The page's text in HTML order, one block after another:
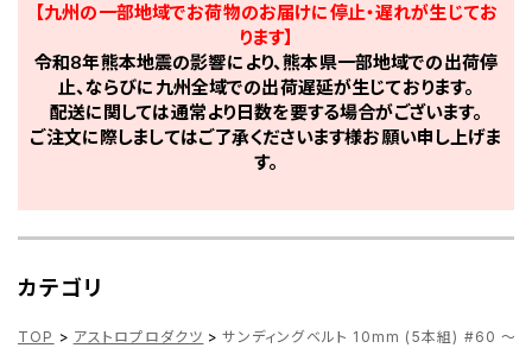
【九州の一部地域でお荷物のお届けに停止・遅れが生じてお
ります】
令和8年熊本地震の影響により、熊本県一部地域での出荷停
止、ならびに九州全域での出荷遅延が生じております。
配送に関しては通常より日数を要する場合がございます。
ご注文に際しましてはご了承くださいます様お願い申し上げま
す。
カテゴリ
TOP > アストロプロダクツ > サンディングベルト 10mm (5本組) #60 ～